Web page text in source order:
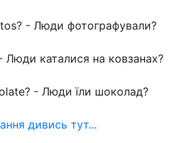
- Люди фотографували?
каталися на ковзанах?
- Люди їли шоколад?
дивись тут...